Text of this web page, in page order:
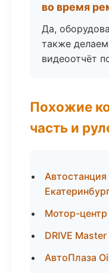
во время
Да,
также
видеоотчёт
Похожие
часть и
Мотор-
DRIVE
АвтоПлаза